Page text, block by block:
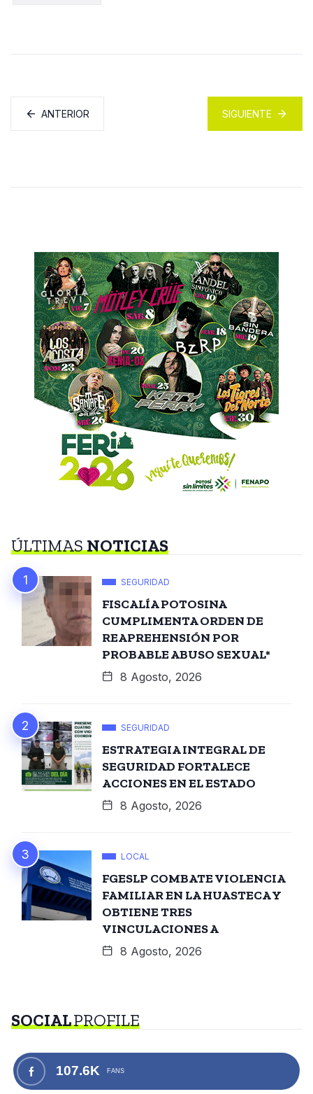
ANTERIOR SIGUIENTE
ÚLTIMASNOTICIAS
SEGURIDAD
FISCALÍA POTOSINA
CUMPLIMENTA ORDEN DE
REAPREHENSIÓN POR
PROBABLE ABUSO SEXUAL*
8 Agosto, 2026
SEGURIDAD
ESTRATEGIA INTEGRAL DE
SEGURIDAD FORTALECE
ACCIONES EN EL ESTADO
8 Agosto, 2026
LOCAL
FGESLP COMBATE VIOLENCIA
FAMILIAR EN LA HUASTECA Y
OBTIENE TRES
VINCULACIONES A
8 Agosto, 2026
SOCIALPROFILE
107.6K FANS